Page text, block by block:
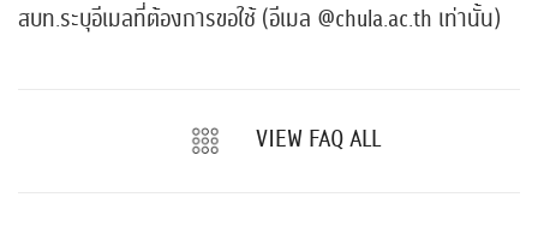
สบท.ระบุอีเมลที่ต้องการขอใช้ (อีเมล @chula.ac.th เท่านั้น)​
VIEW FAQ ALL